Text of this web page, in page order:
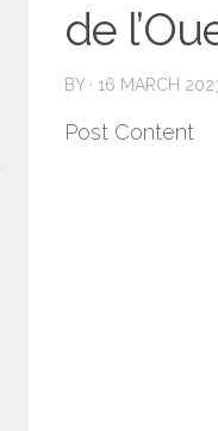
de
BY · 16 MARCH
Post Content